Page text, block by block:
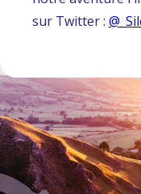
sur Twitter :